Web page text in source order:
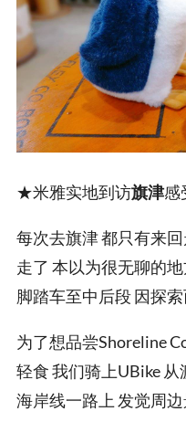
★米雅实地到访旗津感
每次去旗津 都只有来
走了 本以为很无聊的
脚踏车至中后段 因探
为了想品尝Shoreline
轻食 我们骑上UBike
海岸线一路上 发觉周